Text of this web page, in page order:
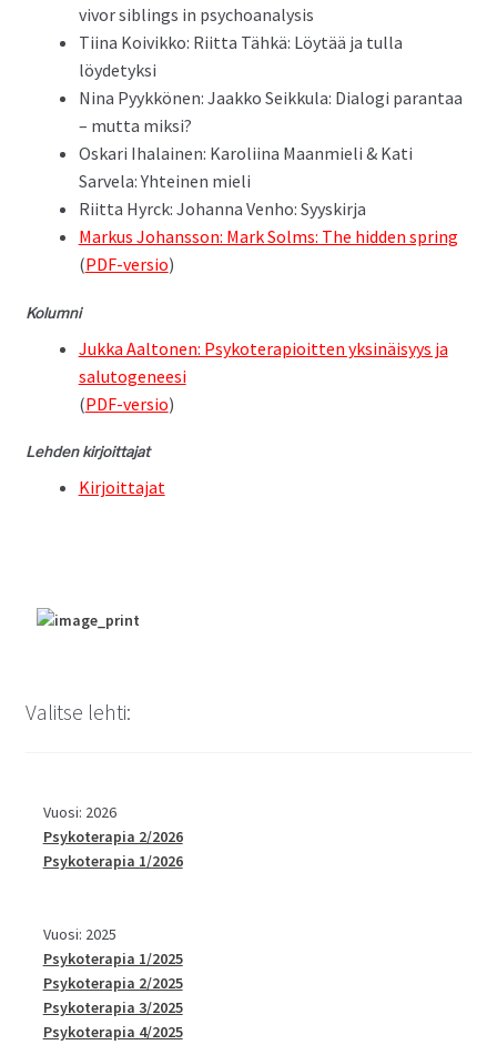
vivor sib­lings in psychoanalysis
Tiina Koivikko: Riit­ta Tähkä: Löytää ja tul­la
löydetyksi
Nina Pyykkö­nen: Jaakko Seikku­la: Dialo­gi paran­taa
– mut­ta miksi?
Oskari Iha­lainen: Karoli­ina Maan­mieli & Kati
Sarvela: Yhteinen mieli
Riit­ta Hyr­ck: Johan­na Ven­ho: Syyskirja
Markus Johans­son: Mark Solms: The hid­den spring
(PDF-ver­sio)
Kolum­ni
Juk­ka Aal­to­nen: Psykoter­a­pi­oit­ten yksinäisyys ja
salu­to­ge­neesi
(PDF-ver­sio)
Lehden kir­joit­ta­jat
Kir­joit­ta­jat
Valitse lehti:
Vuosi: 2026
Psykoterapia 2/2026
Psykoterapia 1/2026
Vuosi: 2025
Psykoterapia 1/2025
Psykoterapia 2/2025
Psykoterapia 3/2025
Psykoterapia 4/2025